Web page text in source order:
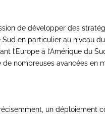
de développer des
Sud en particulier au niveau
l’Europe à l’Amérique du
nombreuses avancées en
un déploiement